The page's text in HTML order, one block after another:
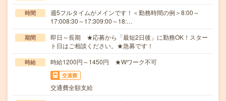
時間
週5フルタイムがメインです！＜勤務時間の例＞8:00～
17:008:30～17:309:00～18:…
期間
即日～長期 ★応募から「最短2日後」に勤務OK！スター
ト日はご相談ください。★急募です！
時給 時給1200円～1450円 ★Wワーク不可
交通費
交通費全額支給